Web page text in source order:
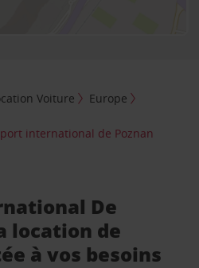
Voiture
Europe
international de Poznan
De
location de
à vos besoins